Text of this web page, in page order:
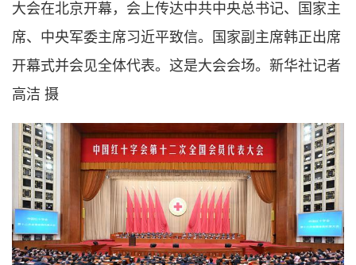
大会在北京开幕，会上传达中共中央总书记、国家主
席、中央军委主席习近平致信。国家副主席韩正出席
开幕式并会见全体代表。这是大会会场。新华社记者
高洁 摄